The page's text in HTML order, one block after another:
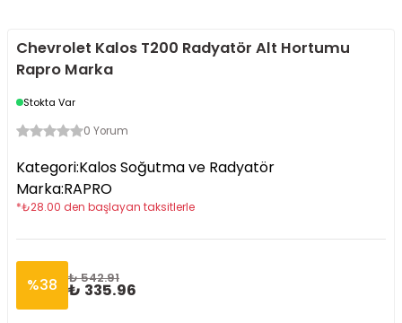
Chevrolet Kalos T200 Radyatör Alt Hortumu
Rapro Marka
Stokta Var
0 Yorum
Kategori:Kalos Soğutma ve Radyatör
Marka:RAPRO
*₺28.00 den başlayan taksitlerle
%38 ₺ 542.91
₺ 335.96